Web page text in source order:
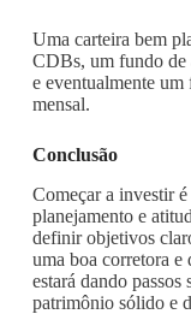
Uma carteira bem
CDBs, um fundo de
e eventualmente
mensal.
Conclusão
Começar a investir
planejamento e
definir objetivos
uma boa corretora e
estará dando
patrimônio sólido e